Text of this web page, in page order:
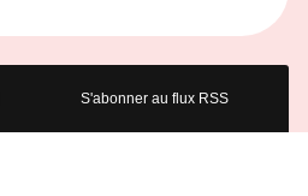
S'abonner au flux RSS